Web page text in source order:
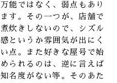
万能ではなく、弱点もあり
ます。その一つが、店舗で
煮炊きしないので、シズル
感というか雰囲気が出にく
い点。また好きな屋号で始
められるのは、逆に言えば
知名度がない等。そのあた